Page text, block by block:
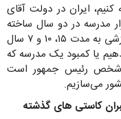
ایران در دولت آقای
کارگاه مدرسه‌سازی تبدیل و ۵ هزار مدرسه در دو سال ساخته
شد؛ در شرایطی که بسیاری از پروژه‌های آموزشی به مدت ۱۵، ۱۰ و ۷ سال
دهیم یا کمبود یک مدرسه که
شخص رئیس جمهور است
کاستی های گذشته